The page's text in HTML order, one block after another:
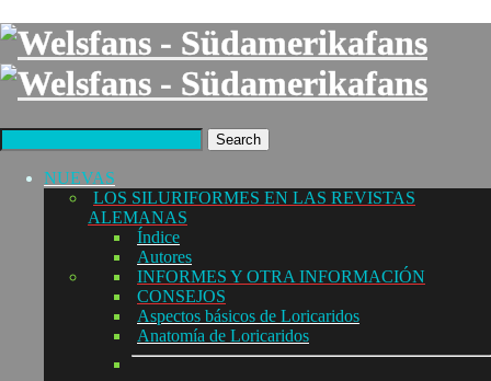
Search
NUEVAS
LOS SILURIFORMES EN LAS REVISTAS
ALEMANAS
Índice
Autores
INFORMES Y OTRA INFORMACIÓN
CONSEJOS
Aspectos básicos de Loricaridos
Anatomía de Loricaridos